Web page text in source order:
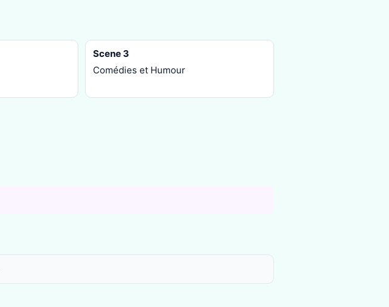
Scene 3
Comédies et Humour